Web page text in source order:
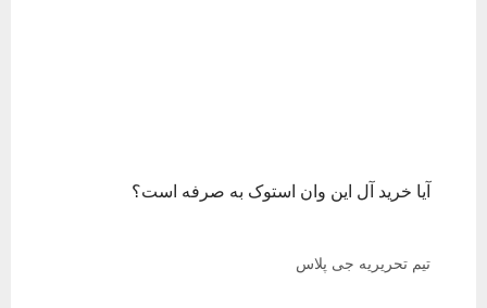
آیا خرید آل این وان استوک به صرفه است؟
تیم تحریریه جی پلاس